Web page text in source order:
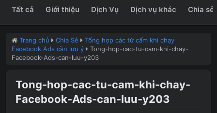
Tất cả Giới thiệu Dịch Vụ Dịch vụ khác Chia sẻ
Trang chủ Chia Sẻ
Tổng hợp các từ cấm khi chạy
Facebook Ads cần lưu ý
Tong-hop-cac-tu-cam-khi-chay-
Facebook-Ads-can-luu-y203
Tong-hop-cac-tu-cam-khi-chay-
Facebook-Ads-can-luu-y203